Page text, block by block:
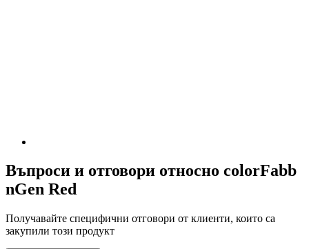
Въпроси и отговори относно colorFabb
nGen Red
Получавайте специфични отговори от клиенти, които са
закупили този продукт